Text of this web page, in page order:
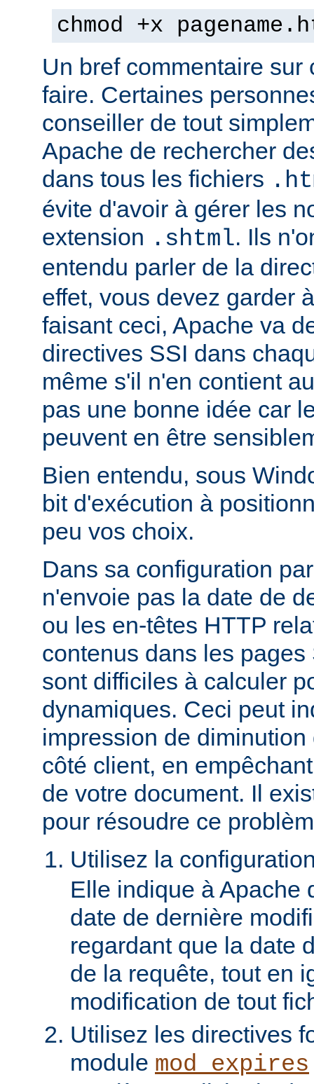
chmod +x
Un bref commentaire sur
faire. Certaines
conseiller de tout
Apache de rechercher
dans tous les fichiers
évite d'avoir à gérer les
extension .shtml. Ils
entendu parler de la
effet, vous devez garder
faisant ceci, Apache va
directives SSI dans
même s'il n'en contient
pas une bonne idée car
peuvent en être
Bien entendu, sous
bit d'exécution à
peu vos choix.
Dans sa configuration
n'envoie pas la date de
ou les en-têtes HTTP
contenus dans les
sont difficiles à calculer
dynamiques. Ceci peut
impression de
côté client, en
de votre document. Il
pour résoudre ce
Utilisez la
Elle indique à Apache
date de dernière
regardant que la date
de la requête, tout en
modification de tout
Utilisez les directives
module mod_expires